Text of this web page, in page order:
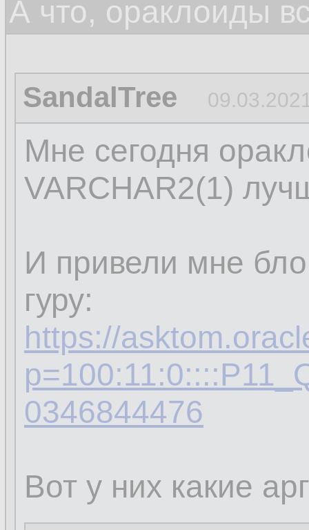
А что, ораклоиды
SandalTree
Мне сегодня
VARCHAR2(1)
И привели мне
гуру:
https://
0346844476
Вот у них какие